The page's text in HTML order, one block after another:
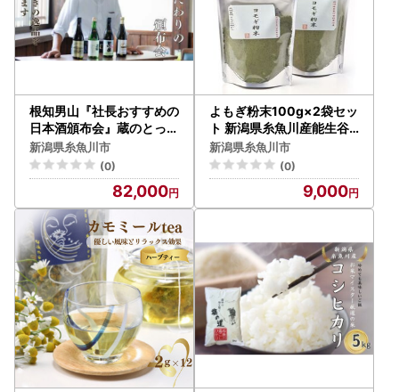
根知男山『社長おすすめの
日本酒頒布会』蔵のとって
おきをお届け！【720m×
3～4本を２回】渡辺酒造
店 新潟 糸魚川
新潟県糸魚川市
(0)
82,000
よもぎ粉末100g×2袋セッ
ト 新潟県糸魚川産能生谷
産
新潟県糸魚川市
(0)
9,000